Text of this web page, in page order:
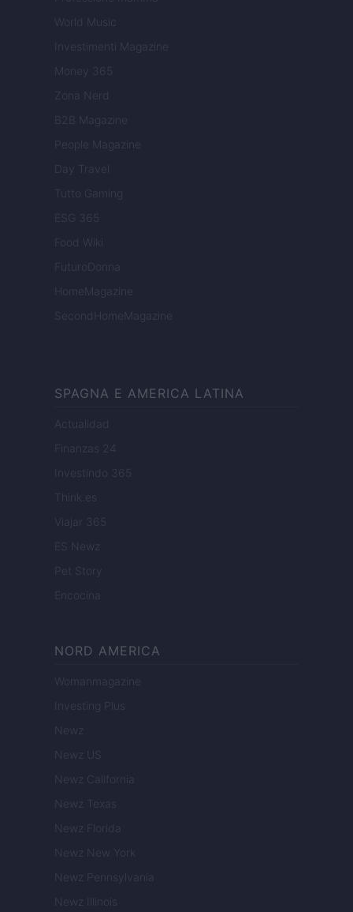
World Music
Investimenti Magazine
Money 365
Zona Nerd
B2B Magazine
People Magazine
Day Travel
Tutto Gaming
ESG 365
Food Wiki
FuturoDonna
HomeMagazine
SecondHomeMagazine
SPAGNA E AMERICA LATINA
Actualidad
Finanzas 24
Investindo 365
Think.es
Viajar 365
ES Newz
Pet Story
Encocina
NORD AMERICA
Womanmagazine
Investing Plus
Newz
Newz US
Newz California
Newz Texas
Newz Florida
Newz New York
Newz Pennsylvania
Newz Illinois